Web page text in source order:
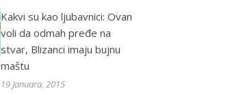
Kakvi su kao ljubavnici: Ovan
voli da odmah pređe na
stvar, Blizanci imaju bujnu
maštu
19 Januara, 2015